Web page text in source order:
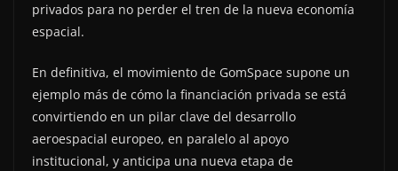
privados para no perder el tren de la nueva economía
espacial.
En definitiva, el movimiento de GomSpace supone un
ejemplo más de cómo la financiación privada se está
convirtiendo en un pilar clave del desarrollo
aeroespacial europeo, en paralelo al apoyo
institucional, y anticipa una nueva etapa de